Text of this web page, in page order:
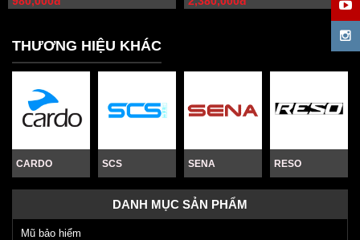
THƯƠNG HIỆU KHÁC
CARDO SCS SENA RESO
DANH MỤC SẢN PHẨM
Mũ bảo hiểm